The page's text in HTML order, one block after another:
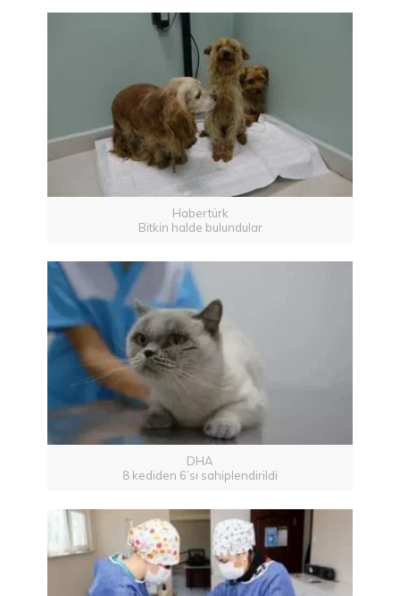
Habertürk
Bitkin halde bulundular
DHA
8 kediden 6’sı sahiplendirildi